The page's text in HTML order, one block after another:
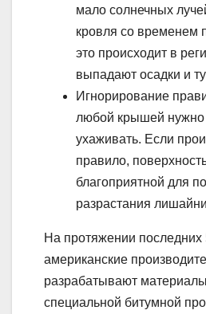
мало солнечных
кровля со временем
это происходит в
выпадают осадки и
Игнорирование
любой крышей нужно
ухаживать. Если
правило,
благоприятной для
разрастания
На протяжении последних
американские
разрабатывают
специальной битумной